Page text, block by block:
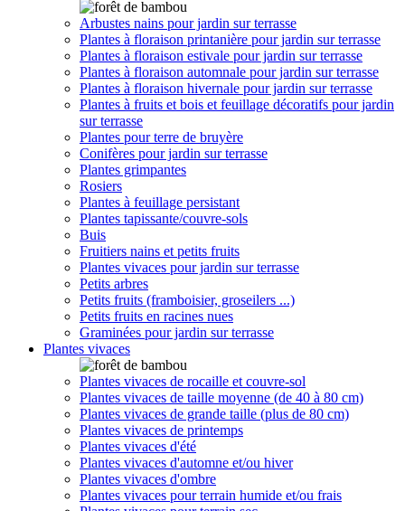
Arbustes nains pour jardin sur terrasse
Plantes à floraison printanière pour jardin sur terrasse
Plantes à floraison estivale pour jardin sur terrasse
Plantes à floraison automnale pour jardin sur terrasse
Plantes à floraison hivernale pour jardin sur terrasse
Plantes à fruits et bois et feuillage décoratifs pour jardin
sur terrasse
Plantes pour terre de bruyère
Conifères pour jardin sur terrasse
Plantes grimpantes
Rosiers
Plantes à feuillage persistant
Plantes tapissante/couvre-sols
Buis
Fruitiers nains et petits fruits
Plantes vivaces pour jardin sur terrasse
Petits arbres
Petits fruits (framboisier, groseilers ...)
Petits fruits en racines nues
Graminées pour jardin sur terrasse
Plantes vivaces
Plantes vivaces de rocaille et couvre-sol
Plantes vivaces de taille moyenne (de 40 à 80 cm)
Plantes vivaces de grande taille (plus de 80 cm)
Plantes vivaces de printemps
Plantes vivaces d'été
Plantes vivaces d'automne et/ou hiver
Plantes vivaces d'ombre
Plantes vivaces pour terrain humide et/ou frais